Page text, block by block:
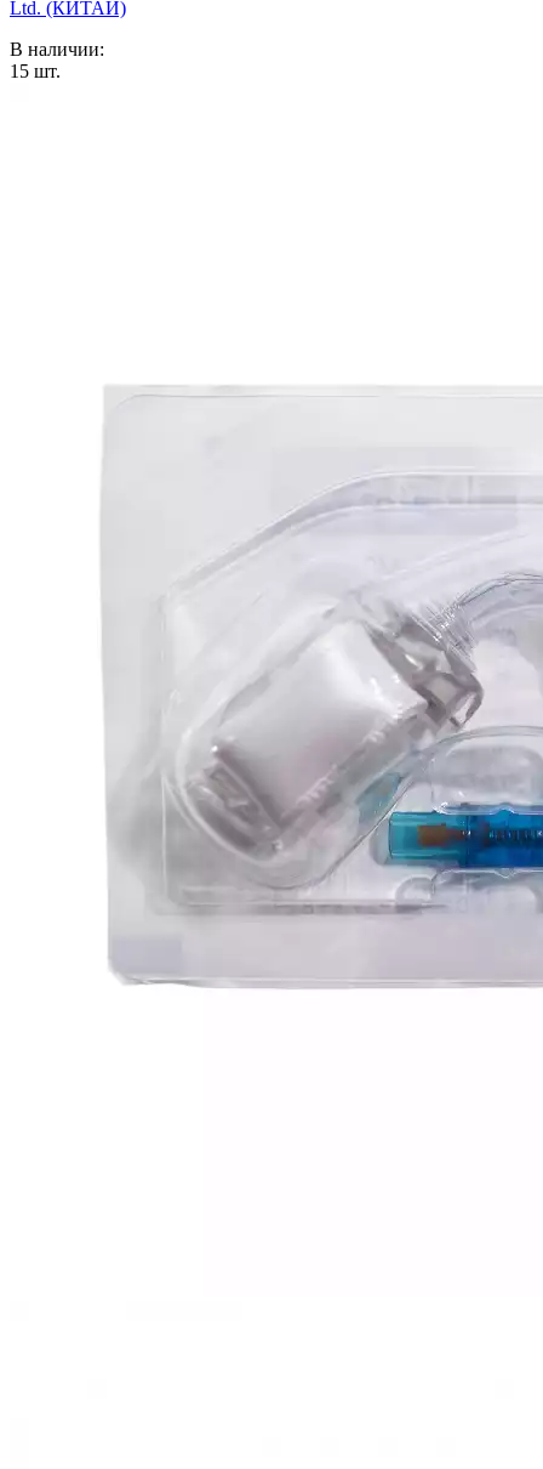
Ltd. (КИТАЙ)
В наличии:
15 шт.